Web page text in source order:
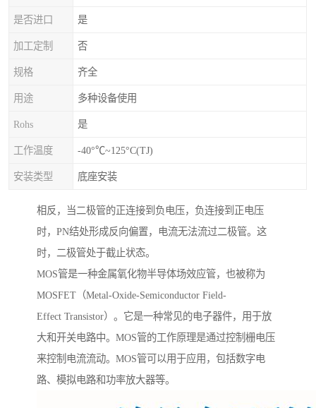
是否进口 是
加工定制 否
规格 齐全
用途 多种设备使用
Rohs 是
工作温度 -40°℃~125°C(TJ)
安装类型 底座安装
相反，当二极管的正连接到负电压，负连接到正电压
时，PN结处形成反向偏置，电流无法流过二极管。这
时，二极管处于截止状态。
MOS管是一种金属氧化物半导体场效应管，也被称为
MOSFET（Metal-Oxide-Semiconductor Field-
Effect Transistor）。它是一种常见的电子器件，用于放
大和开关电路中。MOS管的工作原理是通过控制栅电压
来控制电流流动。MOS管可以用于应用，包括数字电
路、模拟电路和功率放大器等。